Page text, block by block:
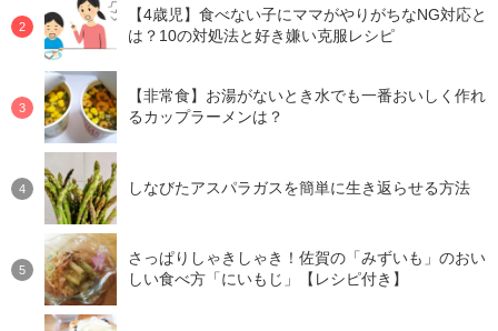
【4歳児】食べない子にママがやりがちなNG対応と
は？10の対処法と好き嫌い克服レシピ
【非常食】お湯がないとき水でも一番おいしく作れ
るカップラーメンは？
しなびたアスパラガスを簡単に生き返らせる方法
さっぱりしゃきしゃき！佐賀の「みずいも」のおい
しい食べ方「にいもじ」【レシピ付き】